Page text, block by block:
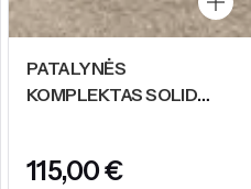
PATALYNĖS
KOMPLEKTAS SOLID
€